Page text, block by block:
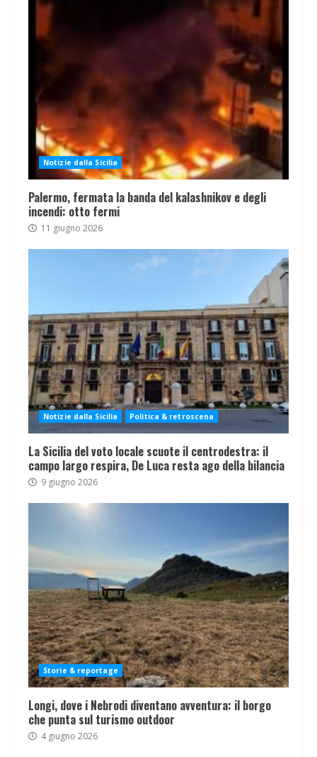
Notizie dalla Sicilia
Palermo, fermata la banda del kalashnikov e degli
incendi: otto fermi
11 giugno 2026
Notizie dalla Sicilia Politica & retroscena
La Sicilia del voto locale scuote il centrodestra: il
campo largo respira, De Luca resta ago della bilancia
9 giugno 2026
Storie & reportage
Longi, dove i Nebrodi diventano avventura: il borgo
che punta sul turismo outdoor
4 giugno 2026